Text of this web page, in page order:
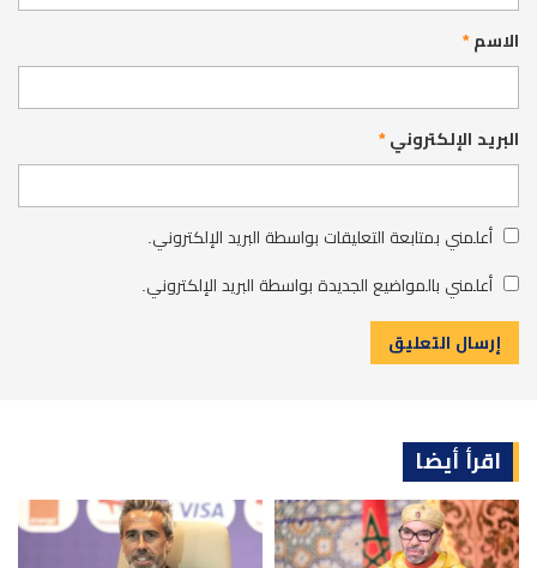
الاسم*
البريد الإلكتروني*
أعلمني بمتابعة التعليقات بواسطة البريد الإلكتروني.
أعلمني بالمواضيع الجديدة بواسطة البريد الإلكتروني.
اقرأ أيضا